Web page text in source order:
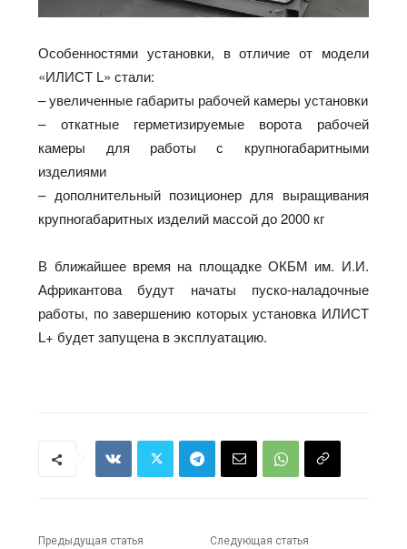
Особенностями установки, в отличие от модели
«ИЛИСТ L» стали:
– увеличенные габариты рабочей камеры установки
– откатные герметизируемые ворота рабочей
камеры для работы с крупногабаритными
изделиями
– дополнительный позиционер для выращивания
крупногабаритных изделий массой до 2000 кг
В ближайшее время на площадке ОКБМ им. И.И.
Африкантова будут начаты пуско-наладочные
работы, по завершению которых установка ИЛИСТ
L+ будет запущена в эксплуатацию.
Предыдущая статья Следующая статья